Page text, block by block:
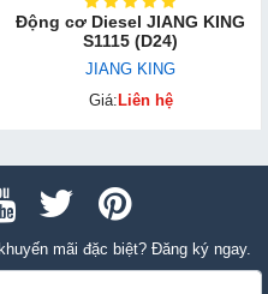
Động cơ Diesel JIANG KING
S1115 (D24)
JIANG KING
Giá: Liên hệ
mãi đặc biệt? Đăng ký ngay.